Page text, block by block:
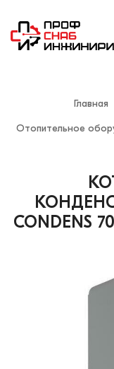
Главная
Отопительное
CONDENS